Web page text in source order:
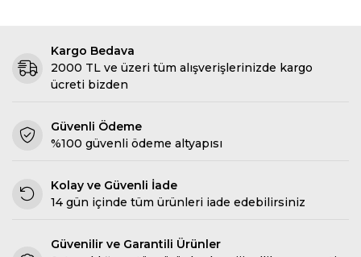
Kargo Bedava
2000 TL ve üzeri tüm alışverişlerinizde kargo
ücreti bizden
Güvenli Ödeme
%100 güvenli ödeme altyapısı
Kolay ve Güvenli İade
14 gün içinde tüm ürünleri iade edebilirsiniz
Güvenilir ve Garantili Ürünler